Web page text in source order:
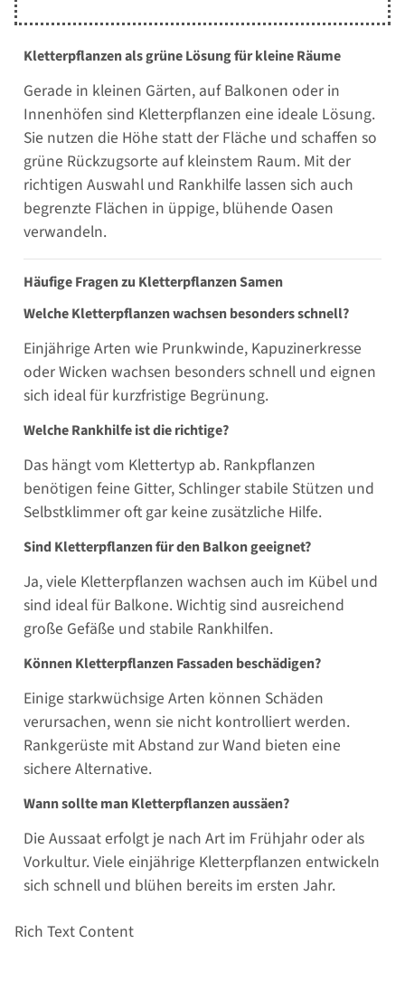
Kletterpflanzen als grüne Lösung für kleine Räume
Gerade in kleinen Gärten, auf Balkonen oder in
Innenhöfen sind Kletterpflanzen eine ideale Lösung.
Sie nutzen die Höhe statt der Fläche und schaffen so
grüne Rückzugsorte auf kleinstem Raum. Mit der
richtigen Auswahl und Rankhilfe lassen sich auch
begrenzte Flächen in üppige, blühende Oasen
verwandeln.
Häufige Fragen zu Kletterpflanzen Samen
Welche Kletterpflanzen wachsen besonders schnell?
Einjährige Arten wie Prunkwinde, Kapuzinerkresse
oder Wicken wachsen besonders schnell und eignen
sich ideal für kurzfristige Begrünung.
Welche Rankhilfe ist die richtige?
Das hängt vom Klettertyp ab. Rankpflanzen
benötigen feine Gitter, Schlinger stabile Stützen und
Selbstklimmer oft gar keine zusätzliche Hilfe.
Sind Kletterpflanzen für den Balkon geeignet?
Ja, viele Kletterpflanzen wachsen auch im Kübel und
sind ideal für Balkone. Wichtig sind ausreichend
große Gefäße und stabile Rankhilfen.
Können Kletterpflanzen Fassaden beschädigen?
Einige starkwüchsige Arten können Schäden
verursachen, wenn sie nicht kontrolliert werden.
Rankgerüste mit Abstand zur Wand bieten eine
sichere Alternative.
Wann sollte man Kletterpflanzen aussäen?
Die Aussaat erfolgt je nach Art im Frühjahr oder als
Vorkultur. Viele einjährige Kletterpflanzen entwickeln
sich schnell und blühen bereits im ersten Jahr.
Rich Text Content